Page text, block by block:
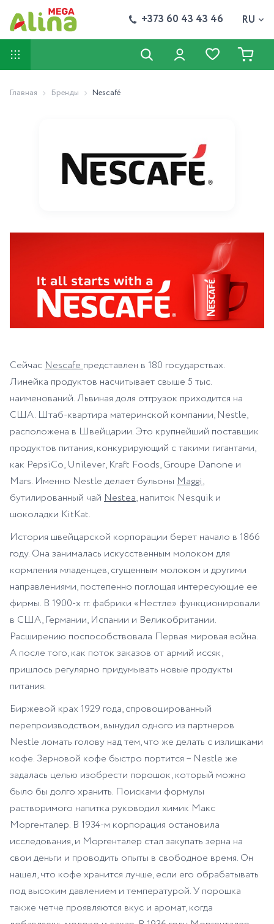
+373 60 43 43 46 RU
Главная Бренды Nescafé
Сейчас Nescafe представлен в 180 государствах.
Линейка продуктов насчитывает свыше 5 тыс.
наименований. Львиная доля отгрузок приходится на
США. Штаб-квартира материнской компании, Nestle,
расположена в Швейцарии. Это крупнейший поставщик
продуктов питания, конкурирующий с такими гигантами,
как PepsiCo, Unilever, Kraft Foods, Groupe Danone и
Mars. Именно Nestle делает бульоны Maggi,
бутилированный чай Nestea, напиток Nesquik и
шоколадки KitKat.
История швейцарской корпорации берет начало в 1866
году. Она занималась искусственным молоком для
кормления младенцев, сгущенным молоком и другими
направлениями, постепенно поглощая интересующие ее
фирмы. В 1900-х гг. фабрики «Нестле» функционировали
в США, Германии, Испании и Великобритании.
Расширению поспособствовала Первая мировая война.
А после того, как поток заказов от армий иссяк,
пришлось регулярно придумывать новые продукты
питания.
Биржевой крах 1929 года, спровоцированный
перепроизводством, вынудил одного из партнеров
Nestle ломать голову над тем, что же делать с излишками
кофе. Зерновой кофе быстро портится – Nestle же
задалась целью изобрести порошок, который можно
было бы долго хранить. Поисками формулы
растворимого напитка руководил химик Макс
Моргенталер. В 1934-м корпорация остановила
исследования, и Моргенталер стал закупать зерна на
свои деньги и проводить опыты в свободное время. Он
нашел, что кофе хранится лучше, если его обрабатывать
под высоким давлением и температурой. У порошка
также четче проявляются вкус и аромат, когда